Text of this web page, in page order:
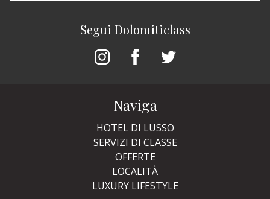
Segui Dolomiticlass
Naviga
HOTEL DI LUSSO
SERVIZI DI CLASSE
OFFERTE
LOCALITÀ
LUXURY LIFESTYLE